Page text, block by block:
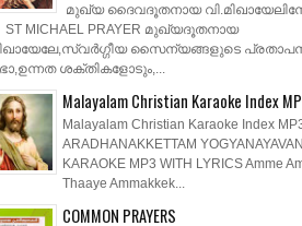
മുഖ്യ ദൈവദൂതനായ
ST MICHAEL PRAYER മുഖ്യദൂതനായ
സൈന്യങ്ങളുടെ
ശക്തികളോടും,...
Malayalam Christian Karaoke Index
Malayalam Christian Karaoke Index
ARADHANAKKETTAM
KARAOKE MP3 WITH LYRICS Amme
Thaaye Ammakkek...
COMMON PRAYERS